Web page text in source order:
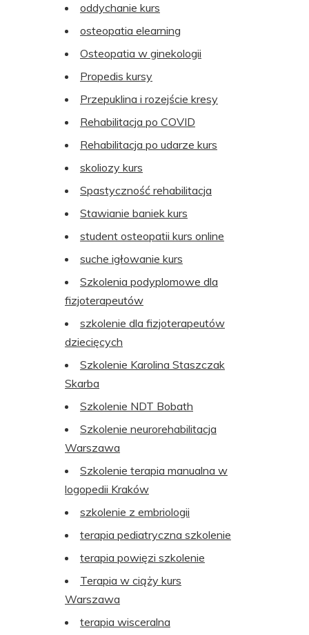
oddychanie kurs
osteopatia elearning
Osteopatia w ginekologii
Propedis kursy
Przepuklina i rozejście kresy
Rehabilitacja po COVID
Rehabilitacja po udarze kurs
skoliozy kurs
Spastyczność rehabilitacja
Stawianie baniek kurs
student osteopatii kurs online
suche igłowanie kurs
Szkolenia podyplomowe dla
fizjoterapeutów
szkolenie dla fizjoterapeutów
dziecięcych
Szkolenie Karolina Staszczak
Skarba
Szkolenie NDT Bobath
Szkolenie neurorehabilitacja
Warszawa
Szkolenie terapia manualna w
logopedii Kraków
szkolenie z embriologii
terapia pediatryczna szkolenie
terapia powięzi szkolenie
Terapia w ciąży kurs
Warszawa
terapia wisceralna